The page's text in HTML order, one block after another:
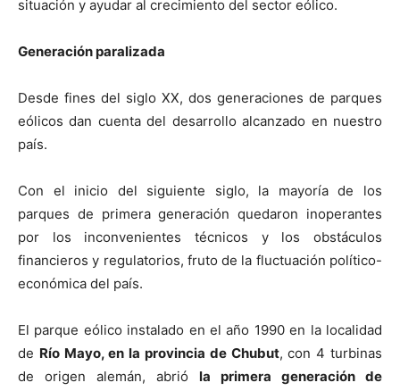
situación y ayudar al crecimiento del sector eólico.
Generación paralizada
Desde fines del siglo XX, dos generaciones de parques
eólicos dan cuenta del desarrollo alcanzado en nuestro
país.
Con el inicio del siguiente siglo, la mayoría de los
parques de primera generación quedaron inoperantes
por los inconvenientes técnicos y los obstáculos
financieros y regulatorios, fruto de la fluctuación político-
económica del país.
El parque eólico instalado en el año 1990 en la localidad
de Río Mayo, en la provincia de Chubut, con 4 turbinas
de origen alemán, abrió la primera generación de